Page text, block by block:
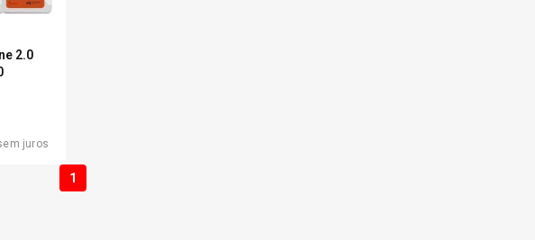
2.0
juros
1